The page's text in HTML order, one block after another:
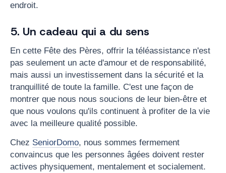
endroit.
5. Un cadeau qui a du sens
En cette Fête des Pères, offrir la téléassistance n'est
pas seulement un acte d'amour et de responsabilité,
mais aussi un investissement dans la sécurité et la
tranquillité de toute la famille. C'est une façon de
montrer que nous nous soucions de leur bien-être et
que nous voulons qu'ils continuent à profiter de la vie
avec la meilleure qualité possible.
Chez SeniorDomo, nous sommes fermement
convaincus que les personnes âgées doivent rester
actives physiquement, mentalement et socialement.